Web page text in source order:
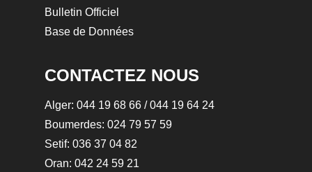
Bulletin Officiel
Base de Données
CONTACTEZ NOUS
Alger: 044 19 68 66 / 044 19 64 24
Boumerdes: 024 79 57 59
Setif: 036 37 04 82
Oran: 042 24 59 21